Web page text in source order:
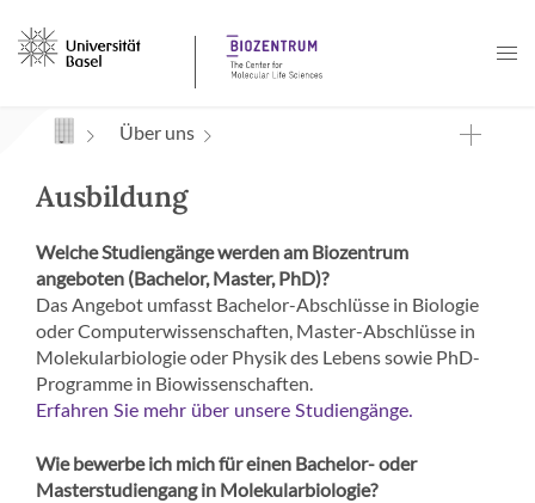
Navigation mit Access Keys
Über uns
Ausbildung
Welche Studiengänge werden am Biozentrum
angeboten (Bachelor, Master, PhD)?
Das Angebot umfasst Bachelor-Abschlüsse in Biologie
oder Computerwissenschaften, Master-Abschlüsse in
Molekularbiologie oder Physik des Lebens sowie PhD-
Programme in Biowissenschaften.
Erfahren Sie mehr über unsere Studiengänge.
Wie bewerbe ich mich für einen Bachelor- oder
Masterstudiengang in Molekularbiologie?